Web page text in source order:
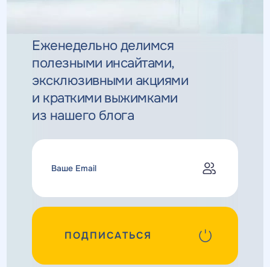
Еженедельно делимся
полезными инсайтами,
эксклюзивными акциями
и краткими выжимками
из нашего блога
ПОДПИСАТЬСЯ